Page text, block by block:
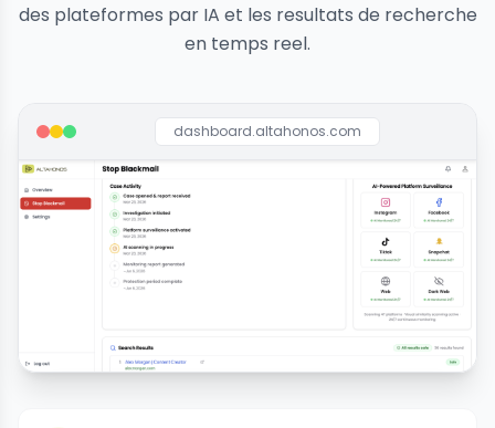
des plateformes par IA et les resultats de recherche
en temps reel.
dashboard.altahonos.com